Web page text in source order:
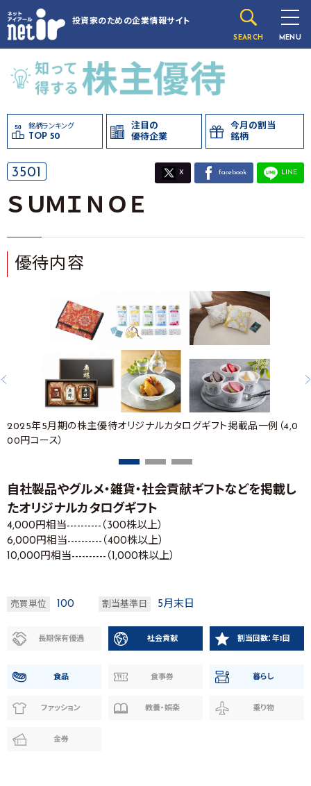
投資家のための企業情報サイト
SEARCH MENU
銘柄ランキング
TOP 50
注目の
優待企業
今月の割当
銘柄
3501 X facebook LINE
ＳＵＭＩＮＯＥ
優待内容
2025年5月期の株主優待オリジナルカタログギフト掲載品一例（4,0
00円コース）
自社製品やグルメ・雑貨・社会貢献ギフトなどを掲載し
たオリジナルカタログギフト
4,000円相当----------（300株以上）
6,000円相当----------（400株以上）
10,000円相当----------（1,000株以上）
売買単位 100 割当基準日 5月末日
長期保有優遇 社会貢献 割当回数：年1回
食品 食事券 暮らし
ファッション 教養・娯楽 乗り物
金券